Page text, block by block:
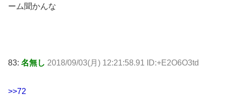
ーム聞かんな
83: 名無し 2018/09/03(月) 12:21:58.91 ID:+E2O6O3td
>>72